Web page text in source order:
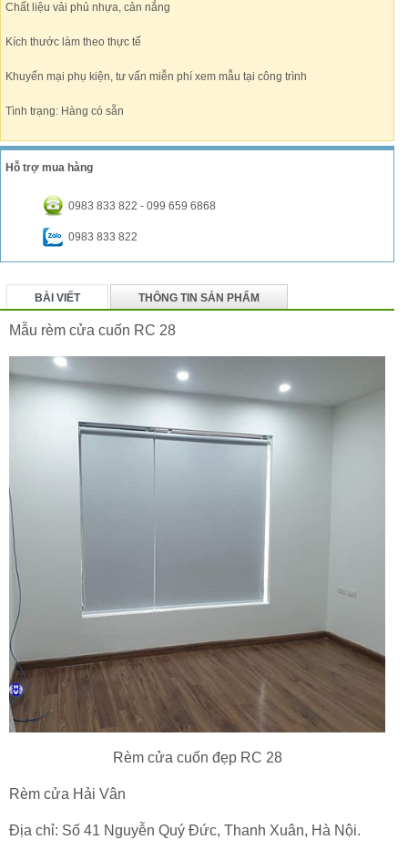
Chất liệu vải phủ nhựa, cản nắng
Kích thước làm theo thực tế
Khuyến mại phụ kiện, tư vấn miễn phí xem mẫu tại công trình
Tình trạng: Hàng có sẵn
Hỗ trợ mua hàng
0983 833 822 - 099 659 6868
0983 833 822
BÀI VIẾT THÔNG TIN SẢN PHẨM
BÌNH LUẬN
Mẫu rèm cửa cuốn RC 28
Rèm cửa cuốn đẹp RC 28
Rèm cửa Hải Vân
Địa chỉ: Số 41 Nguyễn Quý Đức, Thanh Xuân, Hà Nội.